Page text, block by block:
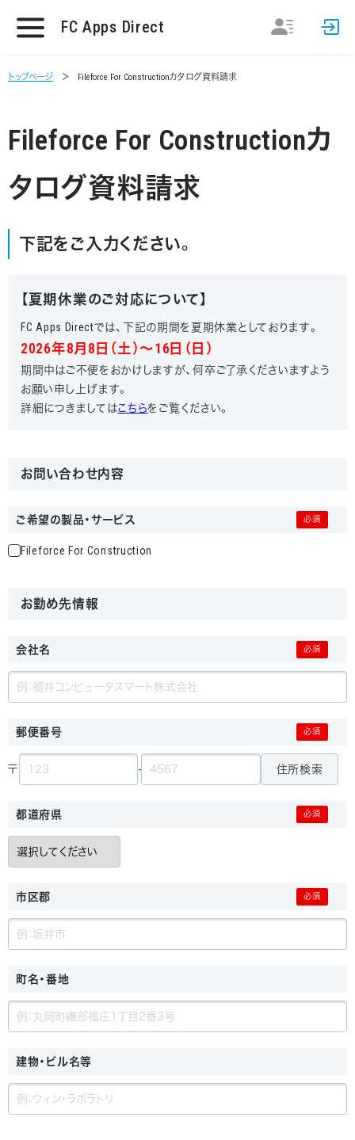
FC Apps Direct
トップページ Fileforce For Constructionカタログ資料請求
Fileforce For Constructionカ
タログ資料請求
下記をご入力ください。
【夏期休業のご対応について】
FC Apps Directでは、下記の期間を夏期休業としております。
2026年8月8日（土）～16日（日）
期間中はご不便をおかけしますが、何卒ご了承くださいますよう
お願い申し上げます。
詳細につきましてはこちらをご覧ください。
お問い合わせ内容
ご希望の製品・サービス
Fileforce For Construction
お勤め先情報
会社名
郵便番号
〒 - 住所検索
都道府県
市区郡
町名・番地
建物・ビル名等